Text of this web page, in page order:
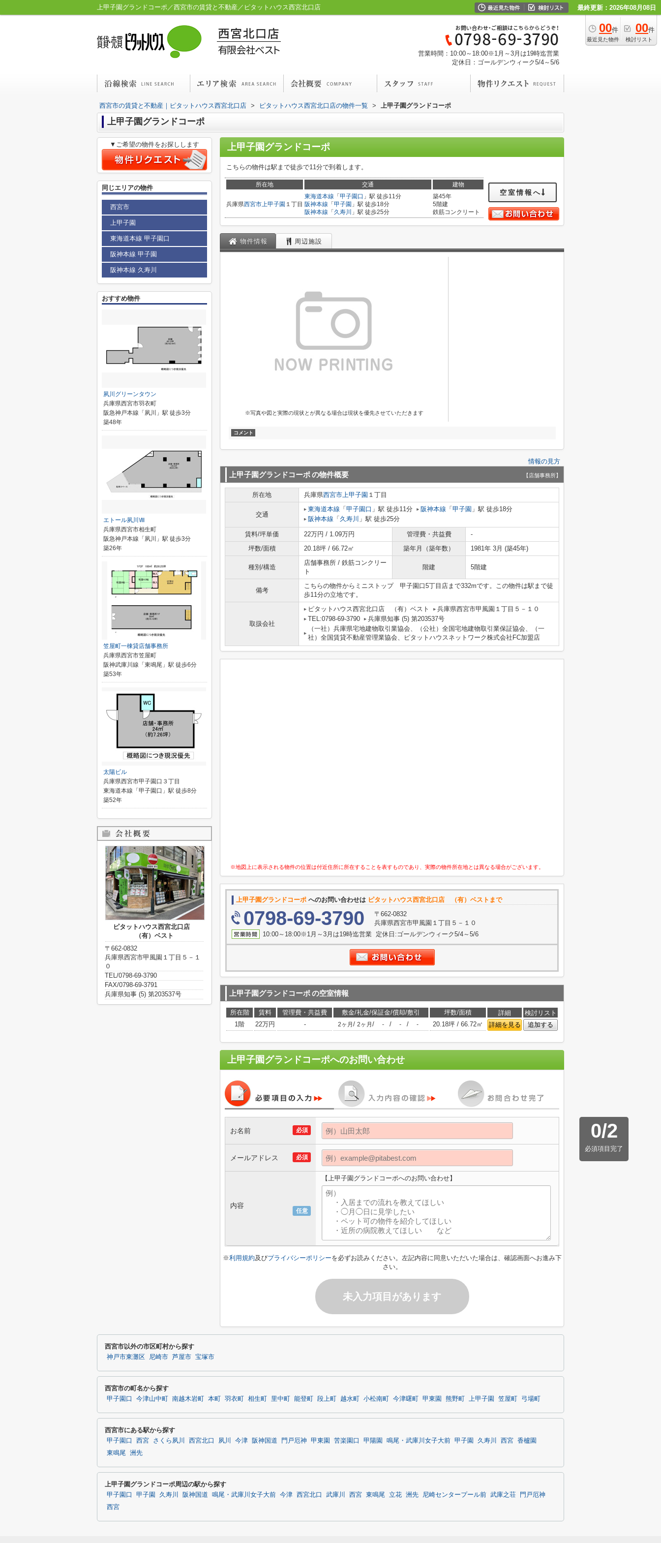
上甲子園グランドコーポ／西宮市の賃貸と不動産／ピタットハウス西宮北口店 最終更新：2026年08月08日
00件
最近見た物件
00件
検討リスト
営業時間：10:00～18:00※1月～3月は19時迄営業
定休日：ゴールデンウィーク5/4～5/6
西宮市の賃貸と不動産｜ピタットハウス西宮北口店 > ピタットハウス西宮北口店の物件一覧 > 上甲子園グランドコーポ
上甲子園グランドコーポ
上甲子園グランドコーポ
こちらの物件は駅まで徒歩で11分で到着します。
所在地 交通 建物
兵庫県西宮市上甲子園 １丁目
東海道本線 「 甲子園口 」駅 徒歩11分
阪神本線 「 甲子園 」駅 徒歩18分
阪神本線 「 久寿川 」駅 徒歩25分
築45年
5階建
鉄筋コンクリート
空室情報へ
物件情報 周辺施設
※写真や図と実際の現状とが異なる場合は現状を優先させていただきます
コメント
情報の見方
上甲子園グランドコーポの物件概要 【店舗事務所】
所在地 兵庫県西宮市上甲子園 １丁目
交通
東海道本線 「 甲子園口 」駅 徒歩11分 阪神本線 「 甲子園 」駅 徒歩18分
阪神本線 「 久寿川 」駅 徒歩25分
賃料/坪単価 22万円 / 1.09万円 管理費・共益費
-
坪数/面積
20.18坪 / 66.72㎡ 築年月（築年数） 1981年 3月 (築45年)
種別/構造
店舗事務所 / 鉄筋コンクリー
ト
階建 5階建
備考
こちらの物件からミニストップ 甲子園口5丁目店まで332mです。この物件は駅まで徒
歩11分の立地です。
取扱会社
ピタットハウス西宮北口店 （有）ベスト
兵庫県西宮市甲風園１丁目５－１０
TEL:0798-69-3790
兵庫県知事 (5) 第203537号
（一社）兵庫県宅地建物取引業協会、（公社）全国宅地建物取引業保証協会、（一
社）全国賃貸不動産管理業協会、ピタットハウスネットワーク株式会社FC加盟店
※地図上に表示される物件の位置は付近住所に所在することを表すものであり、実際の物件所在地とは異なる場合がございます。
上甲子園グランドコーポ へのお問い合わせは ピタットハウス西宮北口店 （有）ベストまで
0798-69-3790
〒662-0832
兵庫県西宮市甲風園１丁目５－１０
10:00～18:00※1月～3月は19時迄営業 定休日:ゴールデンウィーク5/4～5/6
上甲子園グランドコーポの空室情報
所在階 賃料 管理費・共益費 敷金/礼金/保証金/償却/敷引 坪数/面積 詳細
検討リスト
1階
22万円 - 2ヶ月 / 2ヶ月 / - / - / - 20.18坪 / 66.72㎡ 詳細を見る 追加する
上甲子園グランドコーポへのお問い合わせ
0/2
必須項目完了
必須
お名前
必須
メールアドレス
任意
内容
【上甲子園グランドコーポへのお問い合わせ】
※利用規約及びプライバシーポリシーを必ずお読みください。左記内容に同意いただいた場合は、確認画面へお進み下
さい。
未入力項目があります
▼ご希望の物件をお探しします
同じエリアの物件
西宮市
上甲子園
東海道本線 甲子園口
阪神本線 甲子園
阪神本線 久寿川
おすすめ物件
夙川グリーンタウン
兵庫県西宮市羽衣町
阪急神戸本線「夙川」駅 徒歩3分
築48年
エトール夙川Ⅷ
兵庫県西宮市相生町
阪急神戸本線「夙川」駅 徒歩3分
築26年
笠屋町一棟貸店舗事務所
兵庫県西宮市笠屋町
阪神武庫川線「東鳴尾」駅 徒歩6分
築53年
太陽ビル
兵庫県西宮市甲子園口３丁目
東海道本線「甲子園口」駅 徒歩8分
築52年
ピタットハウス西宮北口店
（有）ベスト
〒662-0832
兵庫県西宮市甲風園１丁目５－１
０
TEL/0798-69-3790
FAX/0798-69-3791
兵庫県知事 (5) 第203537号
西宮市以外の市区町村から探す
神戸市東灘区 尼崎市 芦屋市 宝塚市
西宮市の町名から探す
甲子園口 今津山中町 南越木岩町 本町 羽衣町 相生町 里中町 能登町 段上町 越水町 小松南町 今津曙町 甲東園 熊野町 上甲子園 笠屋町 弓場町
西宮市にある駅から探す
甲子園口 西宮 さくら夙川 西宮北口 夙川 今津 阪神国道 門戸厄神 甲東園 苦楽園口 甲陽園 鳴尾・武庫川女子大前 甲子園 久寿川 西宮 香櫨園
東鳴尾 洲先
上甲子園グランドコーポ周辺の駅から探す
甲子園口 甲子園 久寿川 阪神国道 鳴尾・武庫川女子大前 今津 西宮北口 武庫川 西宮 東鳴尾 立花 洲先 尼崎センタープール前 武庫之荘
門戸厄神
西宮